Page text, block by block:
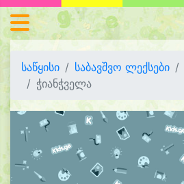
საწყისი საბავშვო ლექსები
ჭიანჭველა